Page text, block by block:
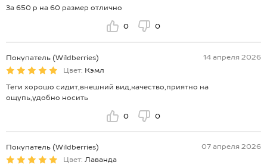
За 650 р на 60 размер отлично
0 0
Покупатель (Wildberries)
14 апреля 2026
Цвет: Кэмл
Теги хорошо сидит,внешний вид,качество,приятно на
ощупь,удобно носить
0 0
Покупатель (Wildberries)
07 апреля 2026
Цвет: Лаванда